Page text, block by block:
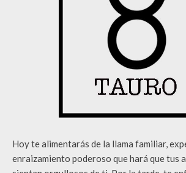
Hoy te alimentarás de la llama familiar,
enraizamiento poderoso que hará que tus